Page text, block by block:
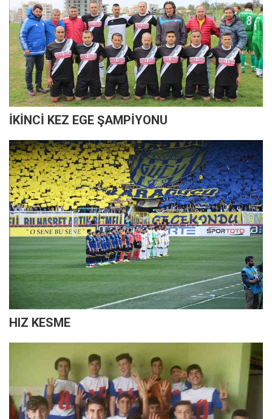
İKİNCİ KEZ EGE ŞAMPİYONU
HIZ KESME